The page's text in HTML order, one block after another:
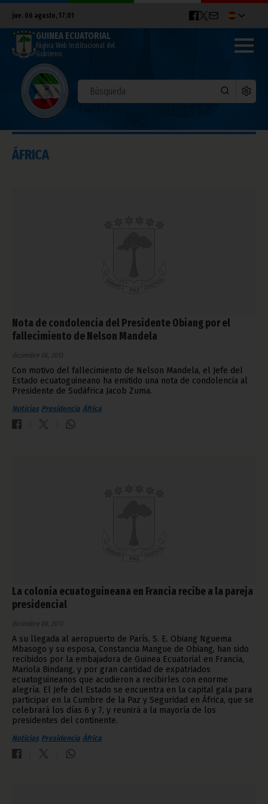
jue. 06 agosto, 17:01
GUINEA ECUATORIAL
Página Web Institucional del
Gobierno
ÁFRICA
Nota de condolencia del Presidente Obiang por el
fallecimiento de Nelson Mandela
diciembre 06, 2013
Con motivo del fallecimiento de Nelson Mandela, el Jefe del
Estado ecuatoguineano ha emitido una nota de condolencia al
Presidente de Sudáfrica Jacob Zuma.
Noticias Presidencia África
La colonia ecuatoguineana en Francia recibe a la pareja
presidencial
diciembre 06, 2013
A su llegada al aeropuerto de París, S. E. Obiang Nguema
Mbasogo y su esposa, Constancia Mangue de Obiang, han sido
recibidos por la embajadora de Guinea Ecuatorial en Francia,
Mariola Bindang, y por gran cantidad de expatriados
ecuatoguineanos que acudieron a recibirles con enorme
alegría. El Jefe del Estado se encuentra en la capital gala para
participar en la Cumbre de la Paz y Seguridad en África, que se
celebrará los días 6 y 7, y reunirá a la mayoría de los
presidentes del continente.
Noticias Presidencia África